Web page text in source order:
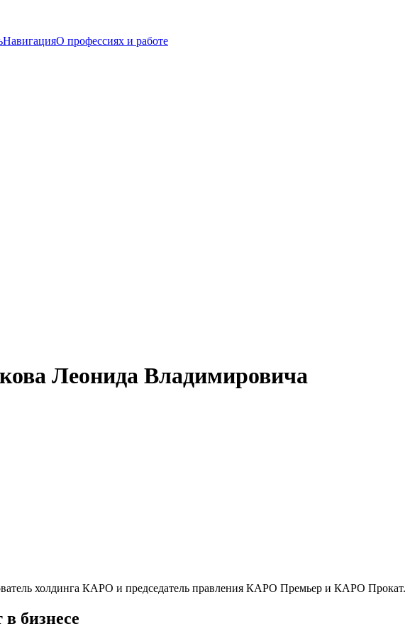
НавигацияО профессиях и работе
Леонида Владимировича
холдинга КАРО и председатель правления КАРО Премьер и КАРО Прокат.
бизнесе